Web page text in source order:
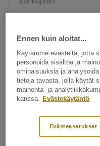
Etunimi*
Sukunimi*
Ennen kuin aloitat...
Käytämme evästeitä, jotta
personoida sisältöä ja
ominaisuuksia ja
tietoja tavasta, jolla käytät
mainonta- ja
kanssa.
Evästekäytäntö
Evästeasetukset